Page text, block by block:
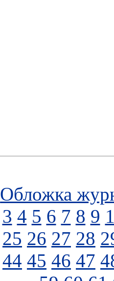
Обложка
3 4 5 6 7 8 9
25 26 27 28
44 45 46 47